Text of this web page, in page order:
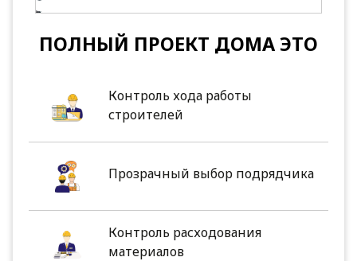
ПОЛНЫЙ ПРОЕКТ ДОМА ЭТО
Контроль хода работы
строителей
Прозрачный выбор подрядчика
Контроль расходования
материалов